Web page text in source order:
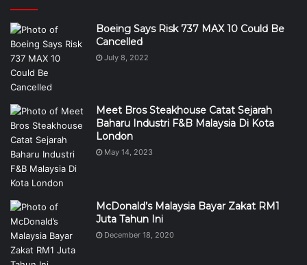
Boeing Says Risk 737 MAX 10 Could Be
Cancelled
July 8, 2022
Meet Bros Steakhouse Catat Sejarah
Baharu Industri F&B Malaysia Di Kota
London
May 14, 2023
McDonald’s Malaysia Bayar Zakat RM1
Juta Tahun Ini
December 18, 2020